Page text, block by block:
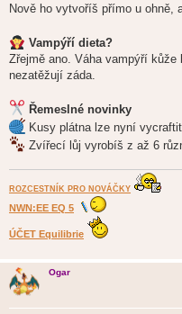
Nově ho vytvoříš přímo u ohně,
Vampýří dieta?
Zřejmě ano. Váha vampýří
nezatěžují záda.
Řemeslné novinky
Kusy plátna lze nyní
Zvířecí lůj vyrobíš z až 6
ROZCESTNÍK PRO NOVÁČKY
NWN:EE EQ 5
ÚČET Equilibrie
Ogar